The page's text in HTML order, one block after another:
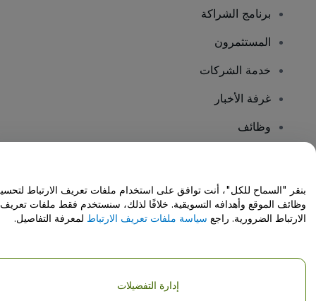
برنامج الشراكة
المستثمرون
خدمة الشركات
غرفة الأخبار
وظائف
مركز المساعدة / اتصل بنا
حقوق النشر © شركة فياجوجو المحدودة 2026
تفاصيل الشركة
بنقر "السماح للكل"، أنت توافق على استخدام ملفات تعريف الارتباط
وظائف الموقع وأهدافه التسويقية. خلافًا لذلك، سنستخدم فقط ملفات تعريف
الارتباط الضرورية. راجع سياسة ملفات تعريف الارتباط لمعرفة التفاصيل.
إدارة التفضيلات